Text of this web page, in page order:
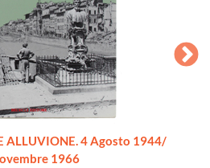
ALLUVIONE. 4 Agosto 1944/
1966